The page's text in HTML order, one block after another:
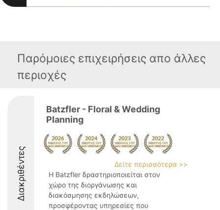
Παρόμοιες επιχειρήσεις απο άλλες
περιοχές
Διακριθέντες
Batzfler - Floral & Wedding
Planning
Δείτε περισσότερα >>
Η Batzfler δραστηριοποιείται στον
χώρο της διοργάνωσης και
διακόσμησης εκδηλώσεων,
προσφέροντας υπηρεσίες που